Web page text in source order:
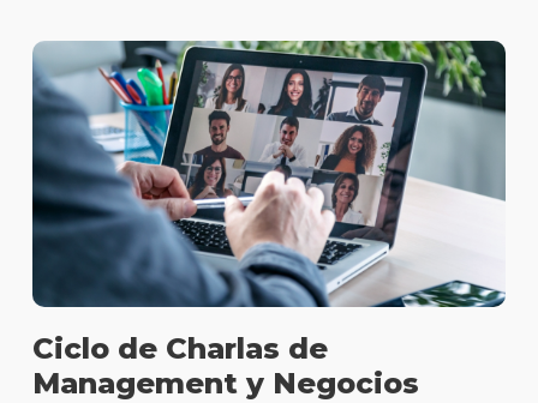
Ciclo de Charlas de
Management y Negocios